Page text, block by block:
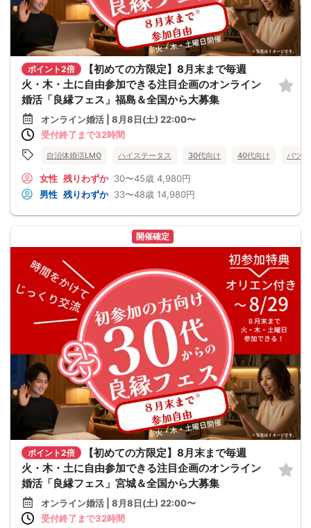
ポイント2倍
【初めての方限定】8月末まで毎週
火・木・土に自由参加できる注目企画のオンライン
婚活「良縁フェス」福島＆全国から大募集
オンライン婚活 | 8月8日(土) 22:00〜
受付終了まで32時間
自治体婚活LMO ハイステータス 30代向け 40代向け バツ
女性 残りわずか 30〜45歳 4,980円
男性 残りわずか 33〜48歳 14,980円
開催確定
ポイント2倍
【初めての方限定】8月末まで毎週
火・木・土に自由参加できる注目企画のオンライン
婚活「良縁フェス」宮城＆全国から大募集
オンライン婚活 | 8月8日(土) 22:00〜
受付終了まで32時間